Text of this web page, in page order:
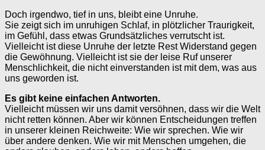
Doch irgendwo, tief in uns, bleibt eine Unruhe.
Sie zeigt sich im unruhigen Schlaf, in plötzlicher Traurigkeit,
im Gefühl, dass etwas Grundsätzliches verrutscht ist.
Vielleicht ist diese Unruhe der letzte Rest Widerstand gegen
die Gewöhnung. Vielleicht ist sie der leise Ruf unserer
Menschlichkeit, die nicht einverstanden ist mit dem, was aus
uns geworden ist.
Es gibt keine einfachen Antworten.
Vielleicht müssen wir uns damit versöhnen, dass wir die Welt
nicht retten können. Aber wir können Entscheidungen treffen
in unserer kleinen Reichweite: Wie wir sprechen. Wie wir
über andere denken. Wie wir mit Menschen umgehen, die